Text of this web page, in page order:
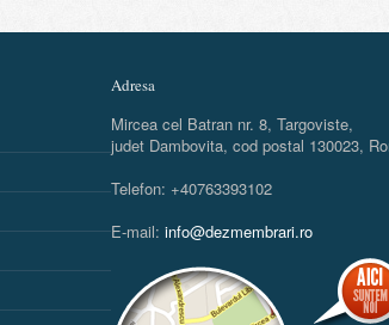
Adresa
Mircea cel Batran nr. 8, Targoviste,
judet Dambovita, cod postal 130023,
Telefon: +40763393102
E-mail:info@dezmembrari.ro